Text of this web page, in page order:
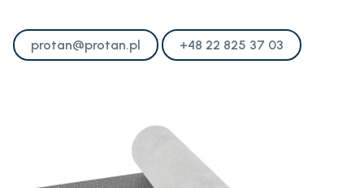
protan@protan.pl +48 22 825 37 03